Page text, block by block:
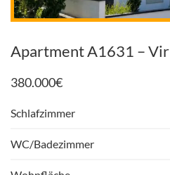
Apartment A1631 – Vir
380.000€
Schlafzimmer
WC/Badezimmer